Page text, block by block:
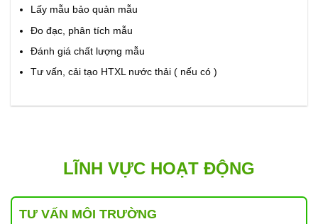
Lấy mẫu bảo quản mẫu
Đo đạc, phân tích mẫu
Đánh giá chất lượng mẫu
Tư vấn, cải tạo HTXL nước thải ( nếu có )
LĨNH VỰC HOẠT ĐỘNG
TƯ VẤN MÔI TRƯỜNG